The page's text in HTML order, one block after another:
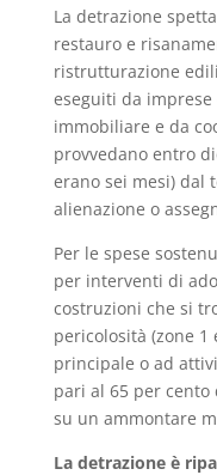
La detrazione
restauro e
ristrutturazione
eseguiti da
immobiliare e da
provvedano entro
erano sei mesi) dal
alienazione o
Per le spese
per interventi di
costruzioni che si
pericolosità (zone 1
principale o ad
pari al 65 per cento
su un ammontare
La detrazione è